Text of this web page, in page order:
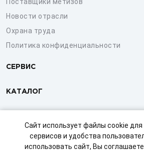
Сайт использует файлы cookie
сервисов и удобства
использовать сайт, Вы
Новости отрасли
Охрана труда
Политика конфиденциальности
СЕРВИС
КАТАЛОГ